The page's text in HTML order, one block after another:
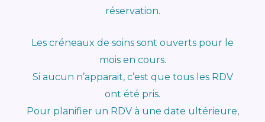
réservation.
Les créneaux de soins sont ouverts pour le
mois en cours.
Si aucun n’apparait, c’est que tous les RDV
ont été pris.
Pour planifier un RDV à une date ultérieure,